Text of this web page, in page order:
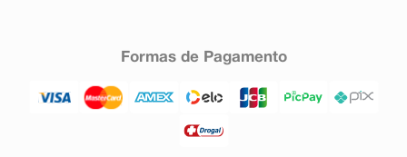
Formas de Pagamento